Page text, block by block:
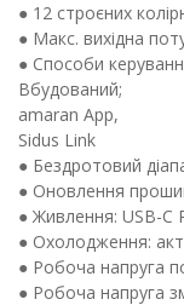
● 12 строєних
● Макс. вихідна
● Способи
Вбудований;
amaran App,
Sidus Link
● Бездротовий
● Оновлення
● Живлення: USB-C
● Охолодження:
● Робоча напруга
● Робоча напруга